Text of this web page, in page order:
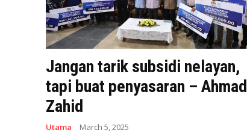
Jangan tarik subsidi nelayan,
tapi buat penyasaran – Ahmad
Zahid
Utama March 5, 2025